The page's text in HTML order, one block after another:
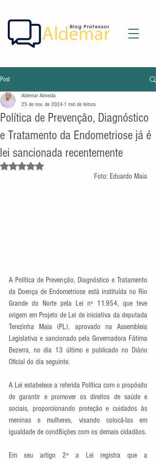
Post
Política de Prevenção, Diagnóstico
e Tratamento da Endometriose já é
lei sancionada recentemente
Aldemar Almeida
25 de nov. de 2024 1 min de leitura
Avaliado com NaN de 5 estrelas.
Foto: Eduardo Maia
A Política de Prevenção, Diagnóstico e Tratamento
da Doença de Endometriose está instituída no Rio
Grande do Norte pela Lei nº 11.954, que teve
origem em Projeto de Lei de iniciativa da deputada
Terezinha Maia (PL), aprovado na Assembleia
Legislativa e sancionado pela Governadora Fátima
Bezerra, no dia 13 último e publicado no Diário
Oficial do dia seguinte.
A Lei estabelece a referida Política com o propósito
de garantir e promover os direitos de saúde e
sociais, proporcionando proteção e cuidados às
meninas e mulheres, visando colocá-las em
igualdade de cond8ições com os demais cidadãos.
Em seu artigo 2º a Lei registra que a